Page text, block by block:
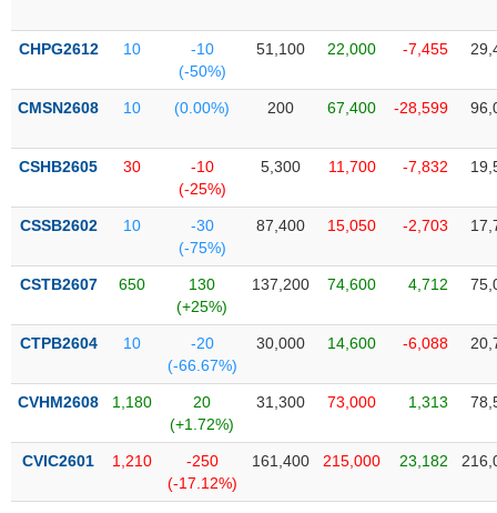
quan
dịch
chính
tích
thuật
sơ
doanh
Tin
CHPG2612 10
-10
(-50%)
51,100 22,000 -7,455
CMSN2608 10 (0.00%) 200 67,400 -28,599
CSHB2605 30
-10
(-25%)
5,300 11,700 -7,832
CSSB2602 10
-30
(-75%)
87,400 15,050 -2,703
CSTB2607 650
130
(+25%)
137,200 74,600 4,712
CTPB2604 10
-20
(-66.67%)
30,000 14,600 -6,088
CVHM2608 1,180
20
(+1.72%)
31,300 73,000 1,313
CVIC2601 1,210
-250
(-17.12%)
161,400 215,000 23,182
SECTOR
NĂNG
VẬT
CÔNG